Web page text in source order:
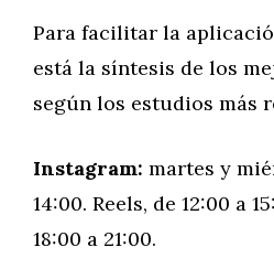
Para facilitar la
está la síntesis de los
según los estudios más
Instagram: martes y
14:00. Reels, de 12:00 a
18:00 a 21:00.